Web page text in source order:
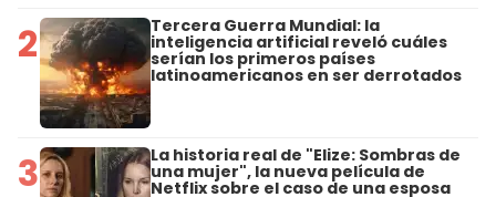
2 Tercera Guerra Mundial: la
inteligencia artificial reveló cuáles
serían los primeros países
latinoamericanos en ser derrotados
3 La historia real de "Elize: Sombras de
una mujer", la nueva película de
Netflix sobre el caso de una esposa